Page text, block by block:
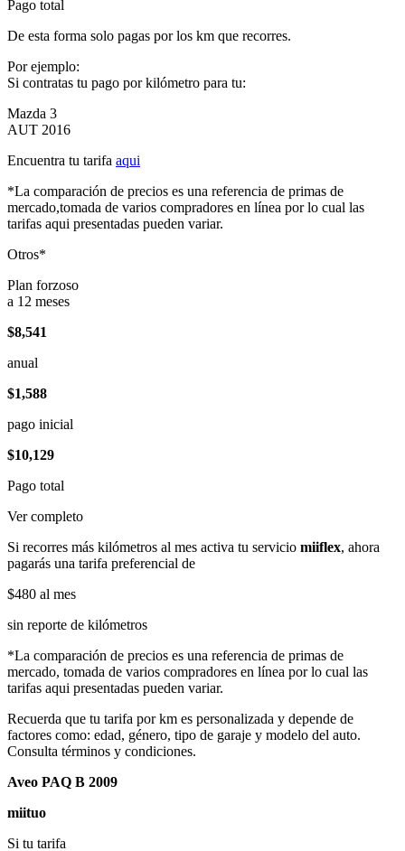
Pago total
De esta forma solo pagas por los km que recorres.
Por ejemplo:
Si contratas tu pago por kilómetro para tu:
Mazda 3
AUT 2016
Encuentra tu tarifa aqui
*La comparación de precios es una referencia de primas de
mercado,tomada de varios compradores en línea por lo cual las
tarifas aqui presentadas pueden variar.
Otros*
Plan forzoso
a 12 meses
$8,541
anual
$1,588
pago inicial
$10,129
Pago total
Ver completo
Si recorres más kilómetros al mes activa tu servicio miiflex, ahora
pagarás una tarifa preferencial de
$480 al mes
sin reporte de kilómetros
*La comparación de precios es una referencia de primas de
mercado, tomada de varios compradores en línea por lo cual las
tarifas aqui presentadas pueden variar.
Recuerda que tu tarifa por km es personalizada y depende de
factores como: edad, género, tipo de garaje y modelo del auto.
Consulta términos y condiciones.
Aveo PAQ B 2009
miituo
Si tu tarifa